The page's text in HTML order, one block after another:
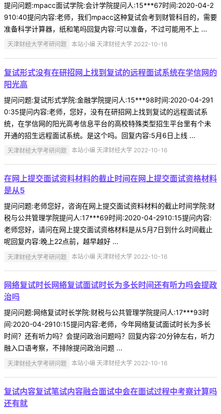
提问问题:mpacc面试学院:会计学院提问人:15***67时间:2020-04-2
910:40提问内容:老师，我们mpacc这种复试会考到财管科目的，需要
准备科学计算器，纸和笔吗回复内容:可以准备，不过可能用不上 ...
天津财经大学考研问题 本站小编 天津财经大学 2022-10-16
复试形式没有在研招网上找到复试的远程面试系统在学信网的
阳光高
提问问题:复试形式学院:金融学院提问人:15***98时间:2020-04-291
0:35提问内容:老师，您好，没有在研招网上找到复试的远程面试系
统，在学信网的阳光高考信息平台的高校特殊类型招生平台里有个未
开通的招生远程面试系统。是这个吗。回复内容:5月6日上线 ...
天津财经大学考研问题 本站小编 天津财经大学 2022-10-16
在网上提交面试资料材料的截止时间在网上提交面试资格材料
是从5
提问问题:老师您好，咨询在网上提交面试资料材料的截止时间学院:财
税与公共管理学院提问人:17***69时间:2020-04-2910:15提问内容:
老师您好，请问在网上提交面试资格材料是从5月7日到什么时间截止
呢回复内容:晚上22点前，越早越好 ...
天津财经大学考研问题 本站小编 天津财经大学 2022-10-16
网络复试时长网络复试面试时长为多长时间还有听力吗会提政
治吗
提问问题:网络复试时长学院:财税与公共管理学院提问人:17***93时
间:2020-04-2910:15提问内容:老师，今年网络复试面试时长为多长
时间？还有听力吗？会提问政治问题吗？回复内容:20分钟左右，听力
融入口语考察，不排除提问政治问题 ...
天津财经大学考研问题 本站小编 天津财经大学 2022-10-16
复试内容复试笔试内容融合面试中会在面试过程中考察计算吗
还有就